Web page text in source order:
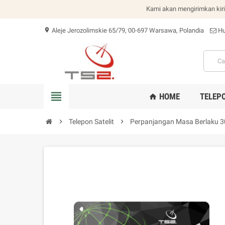
Kami akan mengirimkan
location_on Aleje Jerozolimskie 65/79, 00-697 Warsawa, Polandia
view_headline home HOME
chevron_right Telepon Satelit chevron_right Perpanjangan Masa Berlaku